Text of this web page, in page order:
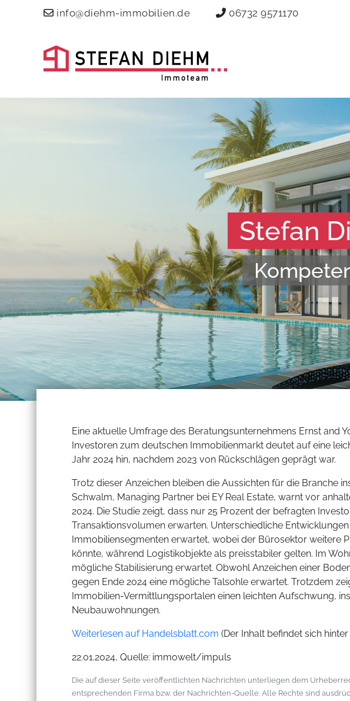
info@diehm-immobilien.de 06732 9571170
Stefan
Eine aktuelle Umfrage des Beratungsunternehmens Ernst and
Investoren zum deutschen Immobilienmarkt deutet auf eine
Jahr 2024 hin, nachdem 2023 von Rückschlägen geprägt war.
Trotz dieser Anzeichen bleiben die Aussichten für die Branche
Schwalm, Managing Partner bei EY Real Estate, warnt vor
2024. Die Studie zeigt, dass nur 25 Prozent der befragten
Transaktionsvolumen erwarten. Unterschiedliche
Immobiliensegmenten erwartet, wobei der Bürosektor weitere
könnte, während Logistikobjekte als preisstabiler gelten. Im
mögliche Stabilisierung erwartet. Obwohl Anzeichen einer
gegen Ende 2024 eine mögliche Talsohle erwartet. Trotzdem
Immobilien-Vermittlungsportalen einen leichten Aufschwung,
Neubauwohnungen.
Weiterlesen auf Handelsblatt.com (Der Inhalt befindet sich
22.01.2024, Quelle: immowelt/impuls
Die auf dieser Seite veröffentlichten Nachrichten unterliegen dem
entsprechenden Firma bzw. der Nachrichten-Quelle. Alle Rechte sind